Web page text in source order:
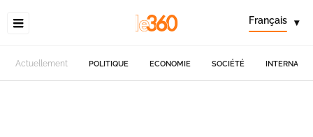
Français ▾
Actuellement POLITIQUE ECONOMIE SOCIÉTÉ